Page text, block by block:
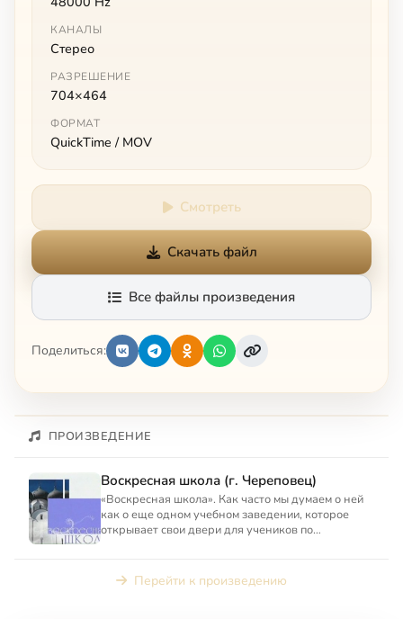
КАНАЛЫ
Стерео
РАЗРЕШЕНИЕ
704×464
ФОРМАТ
QuickTime / MOV
Смотреть
Скачать файл
Все файлы произведения
Поделиться:
ПРОИЗВЕДЕНИЕ
Воскресная школа (г. Череповец)
«Воскресная школа». Как часто мы думаем о ней
как о еще одном учебном заведении, которое
открывает свои двери для учеников по
Перейти к произведению